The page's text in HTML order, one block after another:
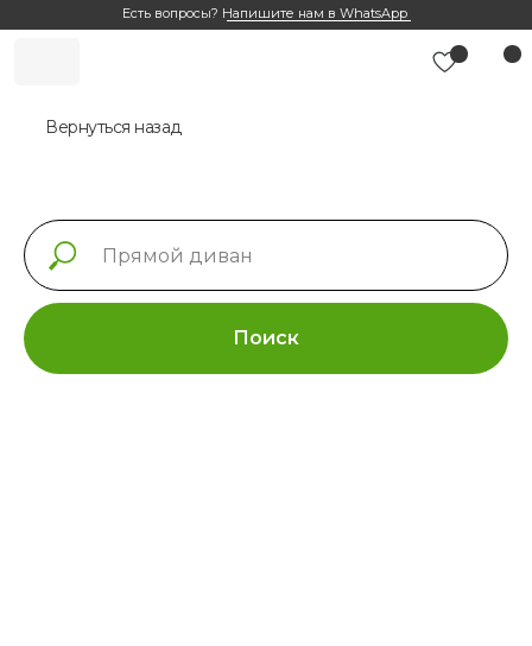
Есть вопросы? Напишите нам в WhatsApp
Вернуться назад
Поиск